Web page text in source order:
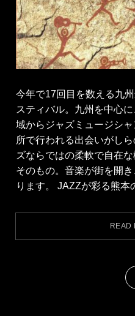
今年で17回目を数える九
スティバル。九州を中心
域からジャズミュージシ
所で行われる出会いがし
ズならではの柔軟で自在
そのもの。音楽が街を開
ります。 JAZZが彩る熊本